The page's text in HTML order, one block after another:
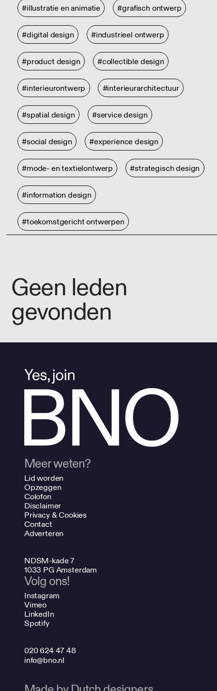
#illustratie en animatie #grafisch ontwerp
#digital design #industrieel ontwerp
#product design #collectible design
#interieurontwerp #interieurarchitectuur
#spatial design #service design
#social design #experience design
#mode- en textielontwerp #strategisch design
#information design
#toekomstgericht ontwerpen
Geen leden
gevonden
Meer weten?
Lid worden
Opzeggen
Colofon
Disclaimer
Privacy & Cookies
Contact
Adverteren
NDSM-kade 7
1033 PG Amsterdam
Volg ons!
Instagram
Vimeo
LinkedIn
Spotify
020 624 47 48
info@bno.nl